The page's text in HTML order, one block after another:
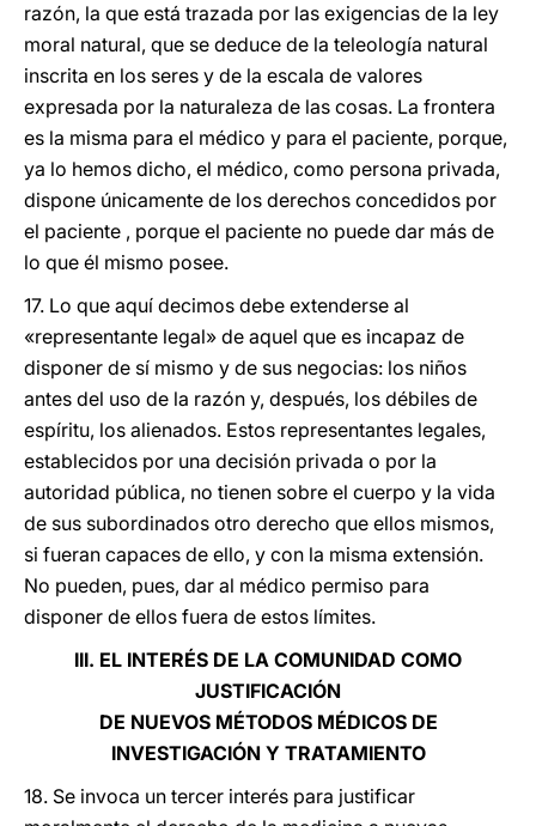
razón, la que está trazada por las exigencias de la ley
moral natural, que se deduce de la teleología natural
inscrita en los seres y de la escala de valores
expresada por la naturaleza de las cosas. La frontera
es la misma para el médico y para el paciente, porque,
ya lo hemos dicho, el médico, como persona privada,
dispone únicamente de los derechos concedidos por
el paciente , porque el paciente no puede dar más de
lo que él mismo posee.
17. Lo que aquí decimos debe extenderse al
«representante legal» de aquel que es incapaz de
disponer de sí mismo y de sus negocias: los niños
antes del uso de la razón y, después, los débiles de
espíritu, los alienados. Estos representantes legales,
establecidos por una decisión privada o por la
autoridad pública, no tienen sobre el cuerpo y la vida
de sus subordinados otro derecho que ellos mismos,
si fueran capaces de ello, y con la misma extensión.
No pueden, pues, dar al médico permiso para
disponer de ellos fuera de estos límites.
III. EL INTERÉS DE LA COMUNIDAD COMO
JUSTIFICACIÓN
DE NUEVOS MÉTODOS MÉDICOS DE
INVESTIGACIÓN Y TRATAMIENTO
18. Se invoca un tercer interés para justificar